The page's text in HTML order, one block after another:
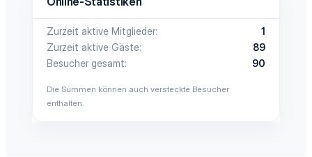
Zurzeit aktive Mitglieder
1
Zurzeit aktive Gäste
89
Besucher gesamt
90
Die Summen können auch versteckte Besucher
enthalten.